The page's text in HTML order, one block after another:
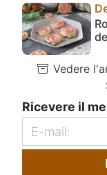
Vedere
Ricevere il